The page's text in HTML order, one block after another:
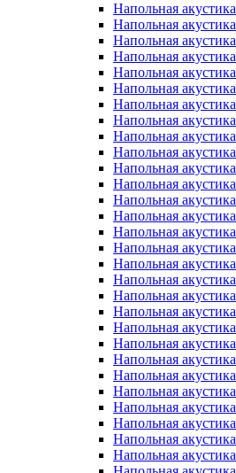
Напольная
Напольная
Напольная
Напольная
Напольная
Напольная
Напольная
Напольная
Напольная
Напольная
Напольная
Напольная
Напольная
Напольная
Напольная
Напольная
Напольная
Напольная
Напольная
Напольная
Напольная
Напольная
Напольная
Напольная
Напольная
Напольная
Напольная
Напольная
Напольная